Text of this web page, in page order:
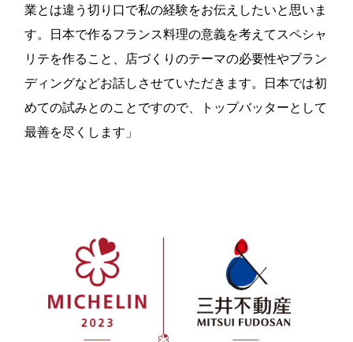
業とは違う切り口で私の経験をお伝えしたいと思いま
す。日本で作るフランス料理の意義を考えてスペシャ
リテを作ること、店づくりのテーマの必要性やブラン
ディングなどお話しさせていただきます。日本では初
めての試みとのことですので、トップバッターとして
最善を尽くします」